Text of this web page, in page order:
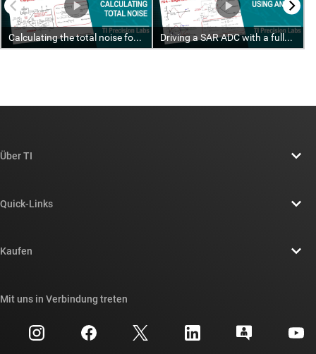
Über TI
Newsroom
Investorenbeziehungen
Quick-Links
Querverweis-Suche
Kundensupportzentrum
Kaufen
Mit uns in Verbindung treten